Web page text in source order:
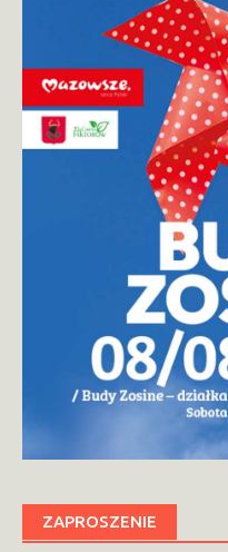
ZAPROSZENIE